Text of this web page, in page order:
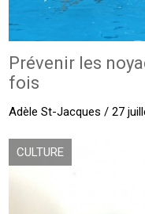
Prévenir les
fois
Adèle St-Jacques / 27
CULTURE